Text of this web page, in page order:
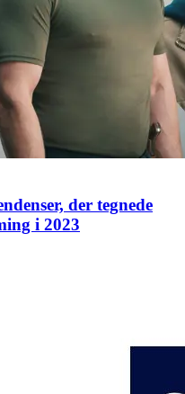
der tegnede
i 2023